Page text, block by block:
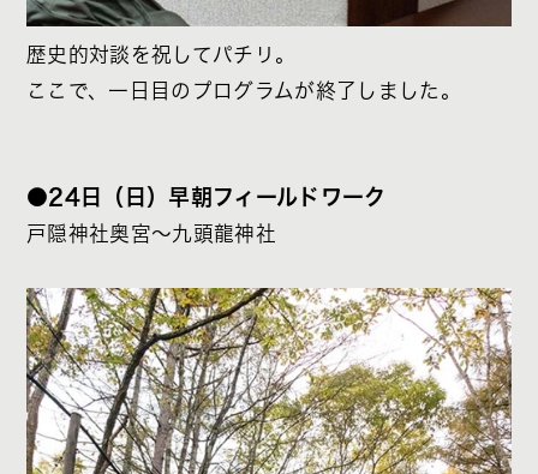
歴史的対談を祝してパチリ。
ここで、一日目のプログラムが終了しました。
●24日（日）早朝 フィールドワーク
戸隠神社奥宮～九頭龍神社